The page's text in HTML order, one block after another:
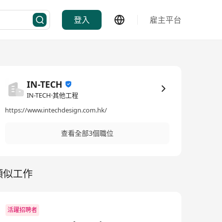
登入 雇主平台
IN-TECH
IN-TECH·其他工程
https://www.intechdesign.com.hk/
查看全部3個職位
似工作
活躍招聘者